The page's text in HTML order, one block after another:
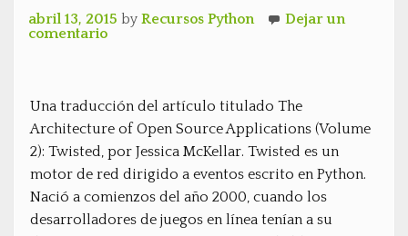
abril 13, 2015 by Recursos Python
Dejar un
comentario
Una traducción del artículo titulado The
Architecture of Open Source Applications (Volume
2): Twisted, por Jessica McKellar. Twisted es un
motor de red dirigido a eventos escrito en Python.
Nació a comienzos del año 2000, cuando los
desarrolladores de juegos en línea tenían a su